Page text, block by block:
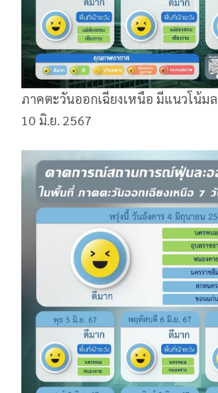
ภาคตะวันออกเฉียงเหนือ มีแนวโน้ม
10 มิ.ย. 2567